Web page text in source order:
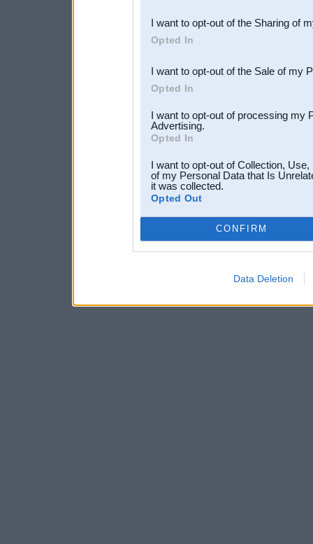
Downstream Participants
third parties.
I want to opt-out of the Sharing of
Opted In
I want to opt-out of the Sale of my
Opted In
I want to opt-out of processing my
Advertising.
Opted In
I want to opt-out of Collection,
of my Personal Data that Is
it was collected.
Opted Out
CONFIRM
Data Deletion